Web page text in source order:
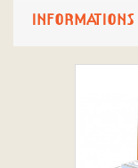
INFORMATIONS